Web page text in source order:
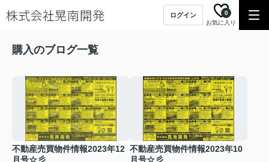
ログイン
お気に入り
0
購入のブログ一覧
不動産売買物件情報2023年12
月号☆彡
不動産売買物件情報2023年10
月号☆彡